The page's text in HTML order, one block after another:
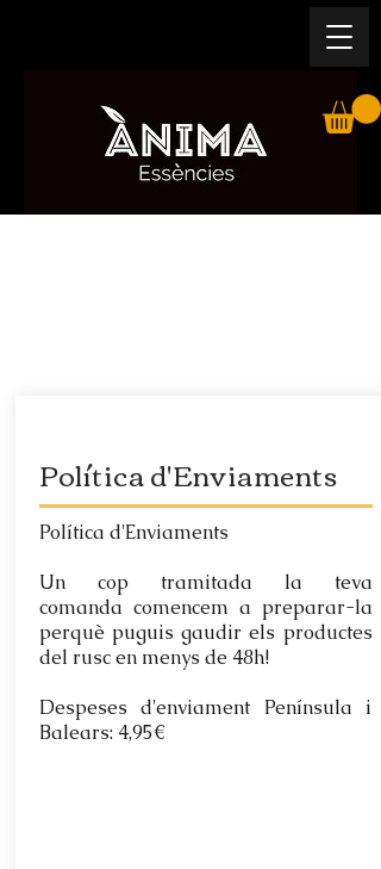
Política d'Enviaments
Un cop tramitada la teva
comanda comencem a preparar-la
perquè puguis gaudir els productes
del rusc en menys de 48h!​
Despeses d'enviament Península i
Balears: 4,95€​
Política d'Enviaments